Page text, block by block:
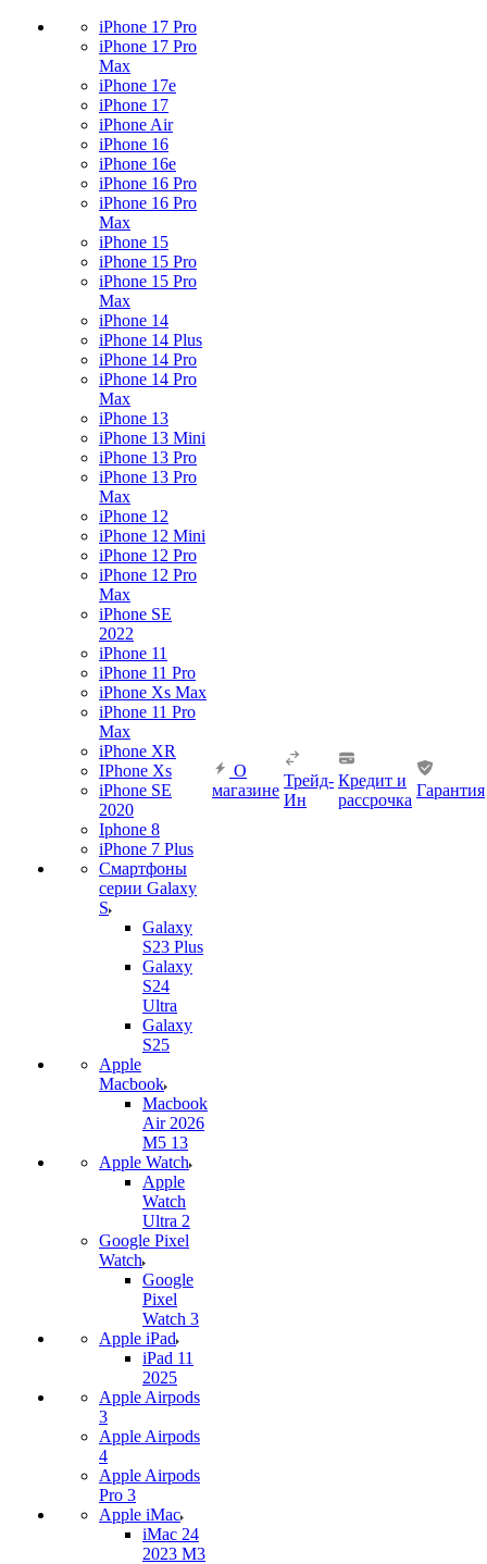
iPhone 17 Pro
iPhone 17 Pro
Max
iPhone 17e
iPhone 17
iPhone Air
iPhone 16
iPhone 16e
iPhone 16 Pro
iPhone 16 Pro
Max
iPhone 15
iPhone 15 Pro
iPhone 15 Pro
Max
iPhone 14
iPhone 14 Plus
iPhone 14 Pro
iPhone 14 Pro
Max
iPhone 13
iPhone 13 Mini
iPhone 13 Pro
iPhone 13 Pro
Max
iPhone 12
iPhone 12 Mini
iPhone 12 Pro
iPhone 12 Pro
Max
iPhone SE
2022
iPhone 11
iPhone 11 Pro
iPhone Xs Max
iPhone 11 Pro
Max
iPhone XR
IPhone Xs
iPhone SE
2020
Iphone 8
iPhone 7 Plus
Смартфоны
серии Galaxy
S
Galaxy
S23 Plus
Galaxy
S24
Ultra
Galaxy
S25
Apple
Macbook
Macbook
Air 2026
M5 13
Apple Watch
Apple
Watch
Ultra 2
Google Pixel
Watch
Google
Pixel
Watch 3
Apple iPad
iPad 11
2025
Apple Airpods
3
Apple Airpods
4
Apple Airpods
Pro 3
Apple iMac
iMac 24
2023 M3
О
магазине
Трейд-
Ин
Кредит и
рассрочка
Гарантия